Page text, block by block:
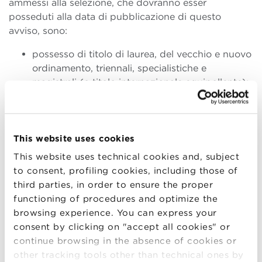
This website uses cookies
This website uses technical cookies and, subject
to consent, profiling cookies, including those of
third parties, in order to ensure the proper
functioning of procedures and optimize the
browsing experience. You can express your
consent by clicking on "accept all cookies" or
continue browsing in the absence of cookies or
other tracking tools other than technical ones by
ammessi alla selezione, che dovranno esser
posseduti alla data di pubblicazione di questo
avviso, sono:
possesso di titolo di laurea, del vecchio e nuovo
ordinamento, triennali, specialistiche e
magistrali (o titolo internazionale equipollente);
precedenti esperienze professionali di almeno
ovvero che abbiano consentito di sviluppare
competenze utili a ricoprire il ruolo;
conoscenza della lingua italiana e inglese;
conoscenza dei principali programmi di
informatica personale e internet
4. Modalità di selezioneLa Fondazione nominerà il
capo della selezione e un gruppo di valutazione per